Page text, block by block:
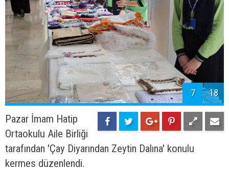
7 18
Pazar İmam Hatip
Ortaokulu Aile Birliği
tarafından 'Çay Diyarından Zeytin Dalına' konulu
kermes düzenlendi.